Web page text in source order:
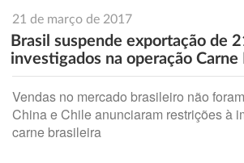
21 de março de 2017
Brasil suspende exportação de
investigados na operação Carne
Vendas no mercado brasileiro não
China e Chile anunciaram restrições à
carne brasileira